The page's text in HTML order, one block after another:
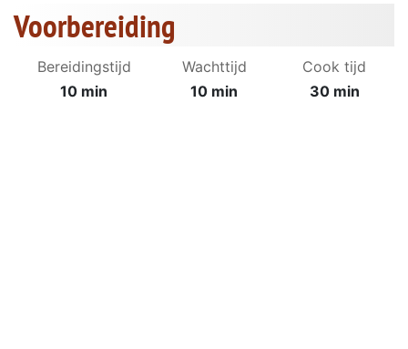
Voorbereiding
Bereidingstijd
10 min
Wachttijd
10 min
Cook tijd
30 min